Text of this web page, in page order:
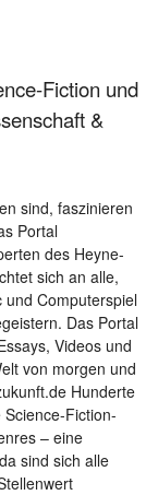
Fiction und
&
sind, faszinieren
Portal
des Heyne-
sich an alle,
und Computerspiel
Das Portal
Videos und
von morgen und
Hunderte
Fiction-
– eine
sind sich alle